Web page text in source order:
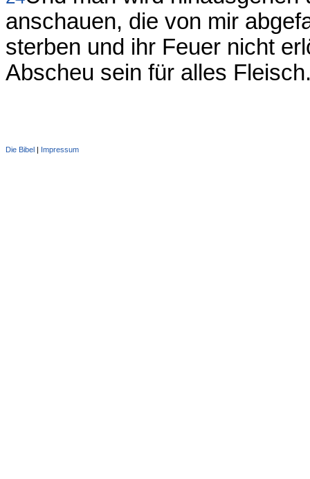
anschauen, die von mir
sterben und ihr Feuer nicht
Abscheu sein für alles
Die Bibel | Impressum